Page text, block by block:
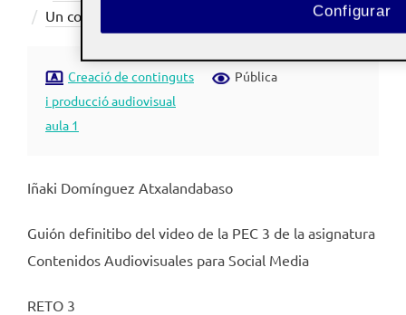
Un comentario
Creació de continguts
i producció audiovisual
aula 1
Pública
Iñaki Domínguez Atxalandabaso
Guión definitibo del video de la PEC 3 de la asignatura
Contenidos Audiovisuales para Social Media
RETO 3
Configurar